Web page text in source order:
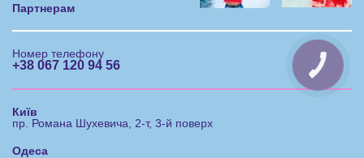
Партнерам
Номер телефону
+38 067 120 94 56
Київ
пр. Романа Шухевича, 2-т, 3-й поверх
Одеса
КНОПКА
ЗВ'ЯЗКУ